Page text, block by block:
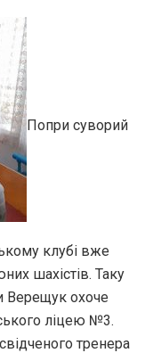
Попри суворий
клубі вже
шахістів. Таку
Верещук охоче
ліцею №3.
тренера